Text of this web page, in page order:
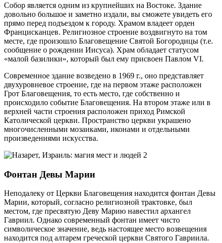
Собор является одним из крупнейших на Востоке. Здание
довольно большое и заметно издали, вы сможете увидеть его
прямо перед подъездом к городу. Храмом владеет орден
Францисканцев. Религиозное строение воздвигнуто на том
месте, где произошло Благовещение Святой Богородицы (т.е.
сообщение о рождении Иисуса). Храм обладает статусом
«малой базилики», который был ему присвоен Павлом VI.
Современное здание возведено в 1969 г., оно представляет
двухуровневое строение, где на первом этаже расположен
Грот Благовещения, то есть место, где собственно и
происходило событие Благовещения. На втором этаже или в
верхней части строения расположен приход Римской
Католической церкви. Пространство церкви украшено
многочисленными мозаиками, иконами и отдельными
произведениями искусства.
Фонтан Девы Марии
Неподалеку от Церкви Благовещения находится фонтан Девы
Марии, который, согласно религиозной трактовке, был
местом, где пресвятую Деву Марию навестил архангел
Гавриил. Однако современный фонтан имеет чисто
символическое значение, ведь настоящее место возвещения
находится под алтарем греческой церкви Святого Гавриила.